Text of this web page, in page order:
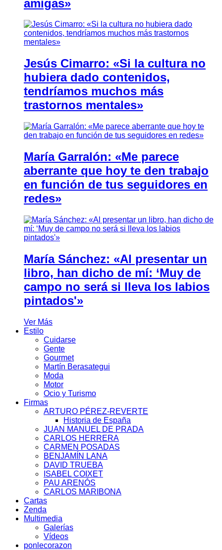
amigas»
Jesús Cimarro: «Si la cultura no
hubiera dado contenidos,
tendríamos muchos más
trastornos mentales»
María Garralón: «Me parece
aberrante que hoy te den trabajo
en función de tus seguidores en
redes»
María Sánchez: «Al presentar un
libro, han dicho de mí: ‘Muy de
campo no será si lleva los labios
pintados'»
Ver Más
Estilo
Cuidarse
Gente
Gourmet
Martín Berasategui
Moda
Motor
Ocio y Turismo
Firmas
ARTURO PÉREZ-REVERTE
Historia de España
JUAN MANUEL DE PRADA
CARLOS HERRERA
CARMEN POSADAS
BENJAMÍN LANA
DAVID TRUEBA
ISABEL COIXET
PAU ARENÓS
CARLOS MARIBONA
Cartas
Zenda
Multimedia
Galerías
Vídeos
ponlecorazon